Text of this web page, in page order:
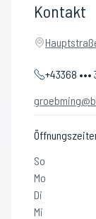
Kontakt
+43368 •••
So
Mo
Di
Mi